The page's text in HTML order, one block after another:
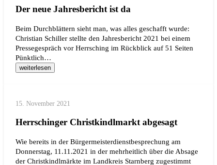
Der neue Jahresbericht ist da
Beim Durchblättern sieht man, was alles geschafft wurde:
Christian Schiller stellte den Jahresbericht 2021 bei einem
Pressegespräch vor Herrsching im Rückblick auf 51 Seiten
Pünktlich…
weiterlesen
15. November 2021
Herrschinger Christkindlmarkt abgesagt
Wie bereits in der Bürgermeisterdienstbesprechung am
Donnerstag, 11.11.2021 in der mehrheitlich über die Absage
der Christkindlmärkte im Landkreis Starnberg zugestimmt